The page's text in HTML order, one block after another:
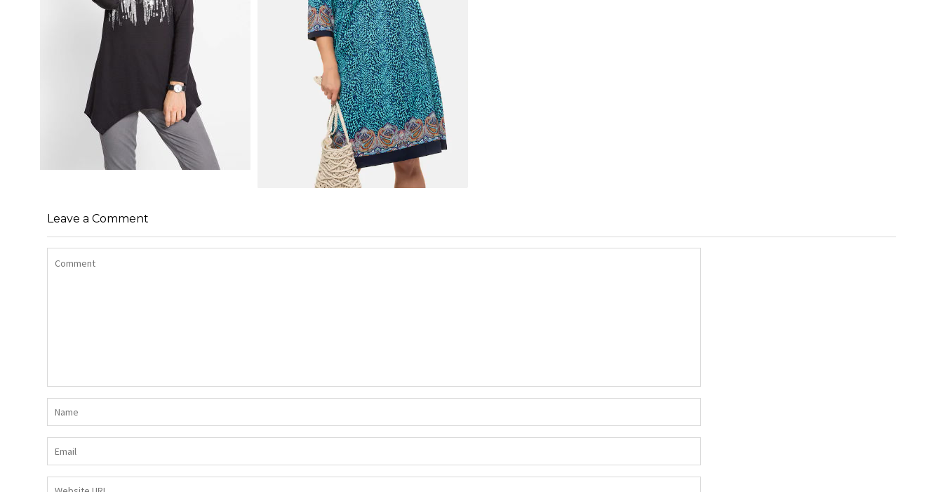
BOKAMI I CEKINAMI CZARNY
Leave a Comment